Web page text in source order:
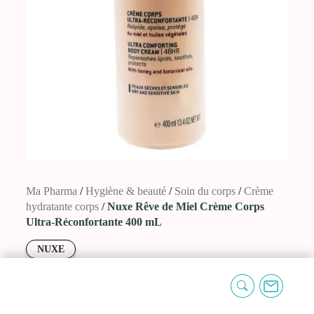
Ma Pharma/Hygiène & beauté/Soin du
corps/Crème hydratante corps/ Nuxe Rêve
de Miel Crème Corps Ultra-Réconfortante 400 mL
NUXE
Nuxe Rêve de Miel Crème Corps Ultra-